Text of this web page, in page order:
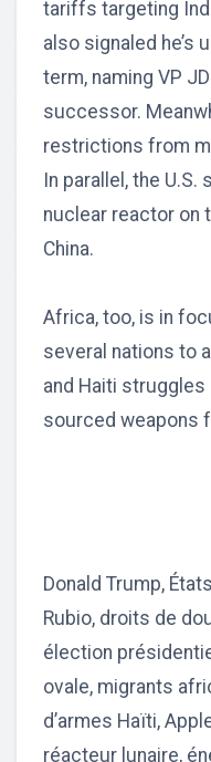
tariffs targeting
also signaled he’s
term, naming VP
successor.
restrictions from
In parallel, the
nuclear reactor on
China.
Africa, too, is in
several nations to
and Haiti struggles
sourced weapons
Donald Trump,
Rubio, droits de
élection
ovale, migrants
d’armes Haïti,
réacteur lunaire,